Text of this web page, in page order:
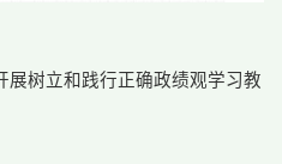
展树立和践行正确政绩观学习教